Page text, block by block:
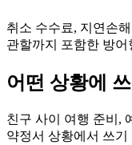
취소 수수료, 지연손
관할까지 포함한 방
어떤 상황에
친구 사이 여행 준비,
약정서 상황에서 쓰